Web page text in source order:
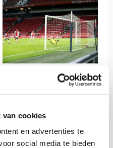
van cookies
en advertenties te
social media te bieden